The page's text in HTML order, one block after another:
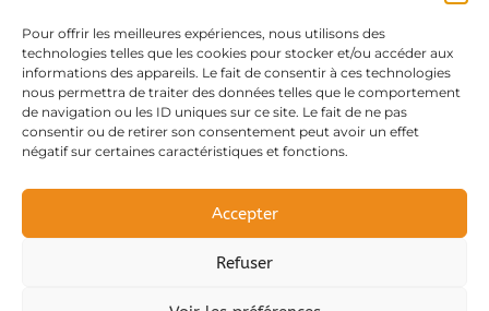
Pour offrir les meilleures expériences, nous utilisons des
technologies telles que les cookies pour stocker et/ou accéder aux
informations des appareils. Le fait de consentir à ces technologies
nous permettra de traiter des données telles que le comportement
de navigation ou les ID uniques sur ce site. Le fait de ne pas
consentir ou de retirer son consentement peut avoir un effet
négatif sur certaines caractéristiques et fonctions.
Accepter
Refuser
Retrouvez-
nous sur
F
a
c
o
I
n
s
r
L
i
n
i
Adresse
du siège
c/o Jules &
Berthe
11 rue Berthe et
CHATEAUNEUF
PAGES
légales
Mentions
légales